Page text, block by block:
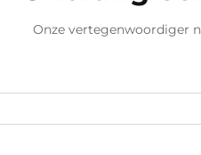
Onze vertegenwoordiger